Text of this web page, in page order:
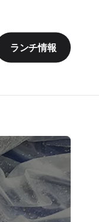
ランチ情報